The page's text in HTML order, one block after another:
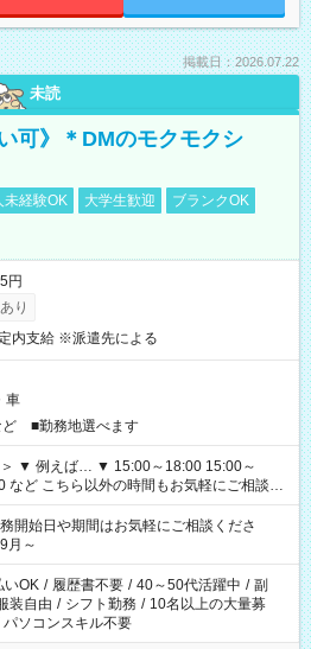
掲載日：2026.07.22
未読
可》＊DMのモクモクシ
未経験OK 大学生歓迎
ブランクOK
円
り
内支給 ※派遣先による
車
ど ■勤務地選べます
～
軽にご相談く
始日や期間はお気軽にご相談くださ
～
いOK / 履歴書不要 / 40～50代活躍中 / 副
装自由 / シフト勤務 / 10名以上の大量募
パソコンスキル不要